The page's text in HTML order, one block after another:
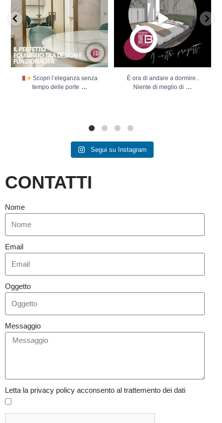
Scopri l’eleganza senza
tempo delle porte ...
È ora di andare a dormire..
Niente di meglio di ...
Segui su Instagram
CONTATTI
Nome
Email
Oggetto
Messaggio
Letta la privacy policy acconsento al trattemento dei dati